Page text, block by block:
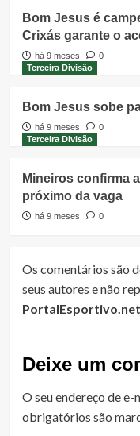
Bom Jesus é
Crixás garante o
há 9 meses
0
Terceira Divisão
Bom Jesus sobe
há 9 meses
0
Terceira Divisão
Mineiros confirma
próximo da vaga
há 9 meses 0
Os comentários são
seus autores e não
PortalEsportivo.net
Deixe um
O seu endereço de
obrigatórios são